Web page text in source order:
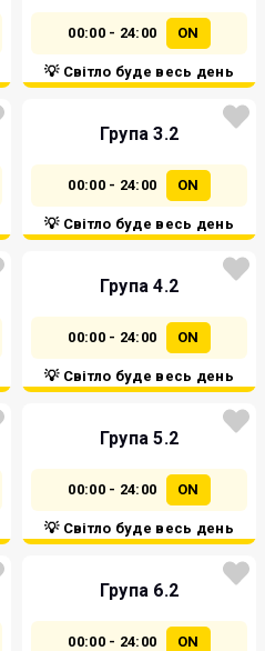
00:00 - 24:00 ON
💡 Світло буде весь день
Група 3.2
00:00 - 24:00 ON
💡 Світло буде весь день
Група 4.2
00:00 - 24:00 ON
💡 Світло буде весь день
Група 5.2
00:00 - 24:00 ON
💡 Світло буде весь день
Група 6.2
00:00 - 24:00 ON